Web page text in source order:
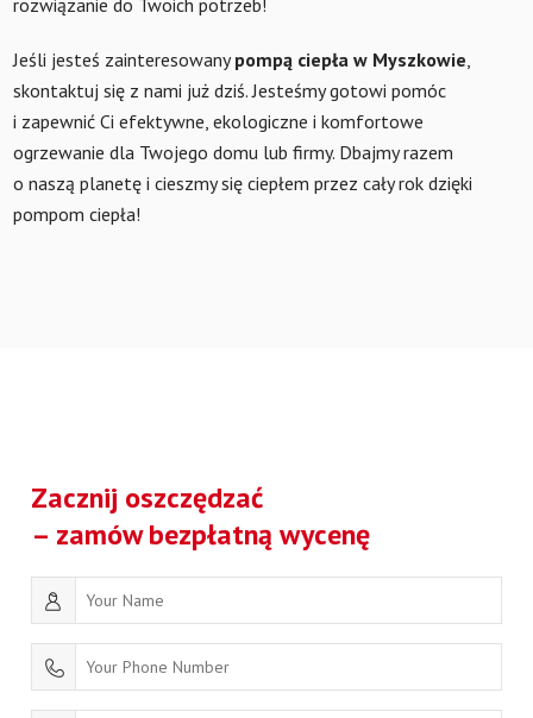
Jeśli jesteś zainteresowanypompą ciepła w Myszkowie
skontaktuj się z nami już dziś. Jesteśmy gotowi pomóc
i zapewnić Ci efektywne, ekologiczne i komfortowe
ogrzewanie dla Twojego domu lub firmy. Dbajmy razem
o naszą planetę i cieszmy się ciepłem przez cały rok dzięki
pompom ciepła!
Zacznij oszczędzać
– zamów bezpłatną wycenę